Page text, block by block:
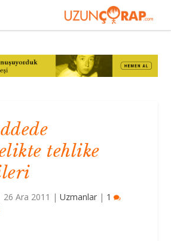
tehlike
26 Ara 2011 |Uzmanlar | 1